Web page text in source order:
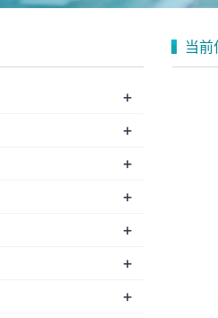
当前
+
+
+
+
+
+
+